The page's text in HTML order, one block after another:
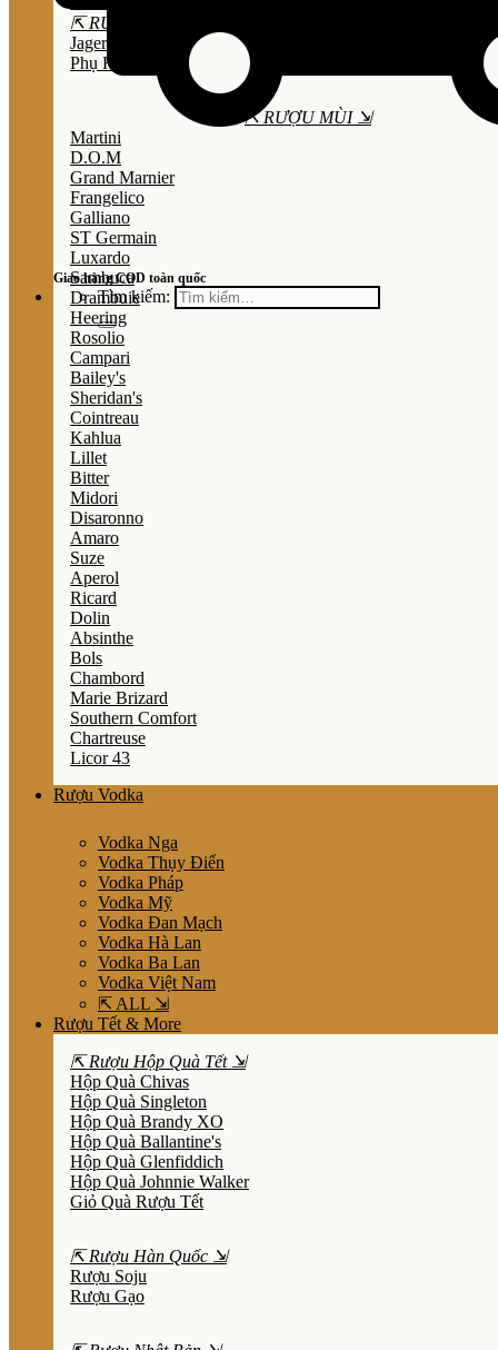
Giao hàng COD toàn quốc
Tìm kiếm:
⇱ RƯỢU THẢO MỘC ⇲
Jagermeister
Phụ Kiện
⇱ RƯỢU MÙI ⇲
Martini
D.O.M
Grand Marnier
Frangelico
Galliano
ST Germain
Luxardo
Sambuca
Drambuie
Heering
Rosolio
Campari
Bailey's
Sheridan's
Cointreau
Kahlua
Lillet
Bitter
Midori
Disaronno
Amaro
Suze
Aperol
Ricard
Dolin
Absinthe
Bols
Chambord
Marie Brizard
Southern Comfort
Chartreuse
Licor 43
Rượu Vodka
Vodka Nga
Vodka Thụy Điển
Vodka Pháp
Vodka Mỹ
Vodka Đan Mạch
Vodka Hà Lan
Vodka Ba Lan
Vodka Việt Nam
⇱ ALL ⇲
Rượu Tết & More
⇱ Rượu Hộp Quà Tết ⇲
Hộp Quà Chivas
Hộp Quà Singleton
Hộp Quà Brandy XO
Hộp Quà Ballantine's
Hộp Quà Glenfiddich
Hộp Quà Johnnie Walker
Giỏ Quà Rượu Tết
⇱ Rượu Hàn Quốc ⇲
Rượu Soju
Rượu Gạo